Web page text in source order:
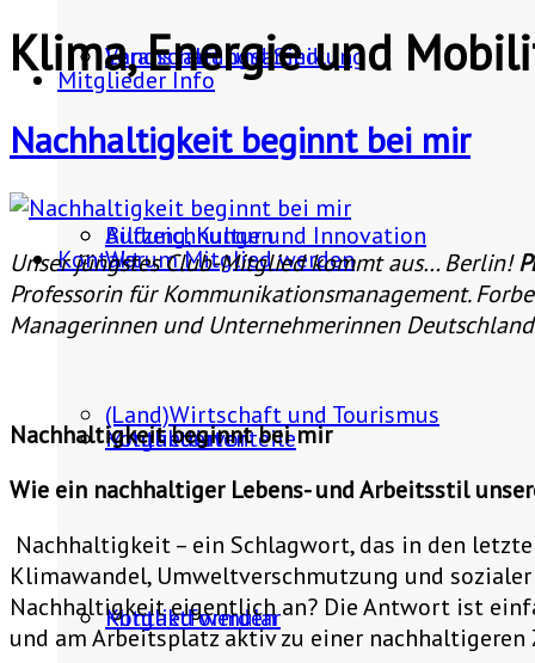
Landschaft und Siedlung
Bildung, Kultur und Innovation
(Land)Wirtschaft und Tourismus
Veranstaltungsarchiv
Aufzeichnungen
Mitglieder Info
Warum Mitglied werden
Mitgliedervorteile
Mitglied werden
Kontakt
Kontaktdaten
Kontaktformular
Klima, Energie und
Nachhaltigkeit beginnt bei mir
Unser jüngstes Club-Mitglied kommt aus… Berlin!
Professorin für Kommunikationsmanagement.
Managerinnen und Unternehmerinnen
Nachhaltigkeit beginnt bei mir
Wie ein nachhaltiger Lebens- und Arbeitsstil
Nachhaltigkeit – ein Schlagwort, das in den
Klimawandel, Umweltverschmutzung und
Nachhaltigkeit eigentlich an? Die Antwort ist
und am Arbeitsplatz aktiv zu einer